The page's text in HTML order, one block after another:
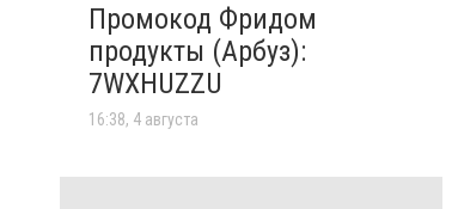
Промокод Фридом
продукты (Арбуз):
7WXHUZZU
16:38, 4 августа